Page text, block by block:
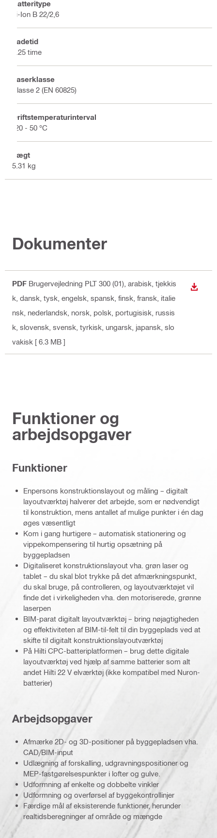
Batteritype
Li-Ion B 22/2,6
Ladetid
0.25 time
Laserklasse
Klasse 2 (EN 60825)
Driftstemperaturinterval
-20 - 50 °C
Vægt
5.31 kg
Dokumenter
PDF Brugervejledning PLT 300 (01) , arabisk, tjekkis
k, dansk, tysk, engelsk, spansk, finsk, fransk, italie
nsk, nederlandsk, norsk, polsk, portugisisk, russis
k, slovensk, svensk, tyrkisk, ungarsk, japansk, slo
vakisk [ 6.3 MB ]
Funktioner og
arbejdsopgaver
Funktioner
Enpersons konstruktionslayout og måling – digitalt
layoutværktøj halverer det arbejde, som er nødvendigt
til konstruktion, mens antallet af mulige punkter i én dag
øges væsentligt
Kom i gang hurtigere – automatisk stationering og
vippekompensering til hurtig opsætning på
byggepladsen
Digitaliseret konstruktionslayout vha. grøn laser og
tablet – du skal blot trykke på det afmærkningspunkt,
du skal bruge, på controlleren, og layoutværktøjet vil
finde det i virkeligheden vha. den motoriserede, grønne
laserpen
BIM-parat digitalt layoutværktøj – bring nøjagtigheden
og effektiviteten af BIM-til-felt til din byggeplads ved at
skifte til digitalt konstruktionslayoutværktøj
På Hilti CPC-batteriplatformen – brug dette digitale
layoutværktøj ved hjælp af samme batterier som alt
andet Hilti 22 V elværktøj (ikke kompatibel med Nuron-
batterier)
Arbejdsopgaver
Afmærke 2D- og 3D-positioner på byggepladsen vha.
CAD/BIM-input
Udlægning af forskalling, udgravningspositioner og
MEP-fastgørelsespunkter i lofter og gulve.
Udformning af enkelte og dobbelte vinkler
Udformning og overførsel af byggekontrollinjer
Færdige mål af eksisterende funktioner, herunder
realtidsberegninger af område og mængde